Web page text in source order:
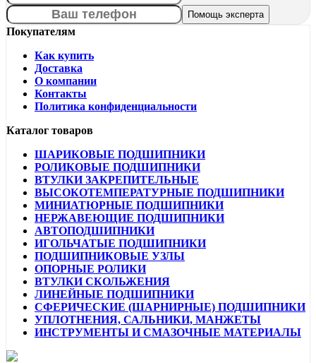
Покупателям
Как купить
Доставка
О компании
Контакты
Политика конфиденциальности
Каталог товаров
ШАРИКОВЫЕ ПОДШИПНИКИ
РОЛИКОВЫЕ ПОДШИПНИКИ
ВТУЛКИ ЗАКРЕПИТЕЛЬНЫЕ
ВЫСОКОТЕМПЕРАТУРНЫЕ ПОДШИПНИКИ
МИНИАТЮРНЫЕ ПОДШИПНИКИ
НЕРЖАВЕЮЩИЕ ПОДШИПНИКИ
АВТОПОДШИПНИКИ
ИГОЛЬЧАТЫЕ ПОДШИПНИКИ
ПОДШИПНИКОВЫЕ УЗЛЫ
ОПОРНЫЕ РОЛИКИ
ВТУЛКИ СКОЛЬЖЕНИЯ
ЛИНЕЙНЫЕ ПОДШИПНИКИ
СФЕРИЧЕСКИЕ (ШАРНИРНЫЕ) ПОДШИПНИКИ
УПЛОТНЕНИЯ, САЛЬНИКИ, МАНЖЕТЫ
ИНСТРУМЕНТЫ И СМАЗОЧНЫЕ МАТЕРИАЛЫ